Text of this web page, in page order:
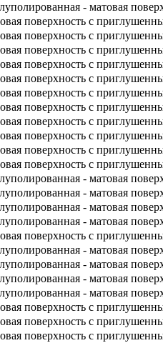
- матовая
поверхность с
поверхность с
поверхность с
поверхность с
поверхность с
поверхность с
поверхность с
поверхность с
поверхность с
поверхность с
поверхность с
- матовая
- матовая
- матовая
- матовая
поверхность с
- матовая
- матовая
- матовая
- матовая
поверхность с
поверхность с
поверхность с